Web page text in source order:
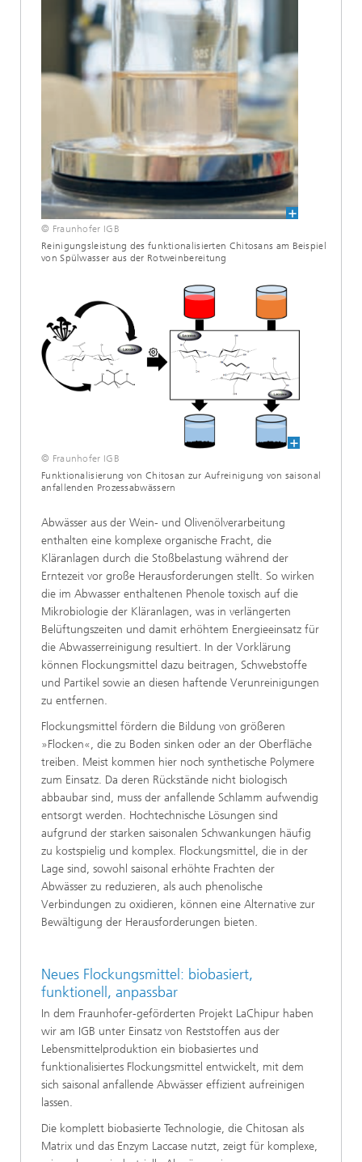
© Fraunhofer IGB
Reinigungsleistung des funktionalisierten Chitosans am Beispiel
von Spülwasser aus der Rotweinbereitung
© Fraunhofer IGB
Funktionalisierung von Chitosan zur Aufreinigung von saisonal
anfallenden Prozessabwässern
Abwässer aus der Wein- und Olivenölverarbeitung
enthalten eine komplexe organische Fracht, die
Kläranlagen durch die Stoßbelastung während der
Erntezeit vor große Herausforderungen stellt. So wirken
die im Abwasser enthaltenen Phenole toxisch auf die
Mikrobiologie der Kläranlagen, was in verlängerten
Belüftungszeiten und damit erhöhtem Energieeinsatz für
die Abwasserreinigung resultiert. In der Vorklärung
können Flockungsmittel dazu beitragen, Schwebstoffe
und Partikel sowie an diesen haftende Verunreinigungen
zu entfernen.
Flockungsmittel fördern die Bildung von größeren
»Flocken«, die zu Boden sinken oder an der Oberfläche
treiben. Meist kommen hier noch synthetische Polymere
zum Einsatz. Da deren Rückstände nicht biologisch
abbaubar sind, muss der anfallende Schlamm aufwendig
entsorgt werden. Hochtechnische Lösungen sind
aufgrund der starken saisonalen Schwankungen häufig
zu kostspielig und komplex. Flockungsmittel, die in der
Lage sind, sowohl saisonal erhöhte Frachten der
Abwässer zu reduzieren, als auch phenolische
Verbindungen zu oxidieren, können eine Alternative zur
Bewältigung der Herausforderungen bieten.
Neues Flockungsmittel: biobasiert,
funktionell, anpassbar
In dem Fraunhofer-geförderten Projekt LaChipur haben
wir am IGB unter Einsatz von Reststoffen aus der
Lebensmittelproduktion ein biobasiertes und
funktionalisiertes Flockungsmittel entwickelt, mit dem
sich saisonal anfallende Abwässer effizient aufreinigen
lassen.
Die komplett biobasierte Technologie, die Chitosan als
Matrix und das Enzym Laccase nutzt, zeigt für komplexe,